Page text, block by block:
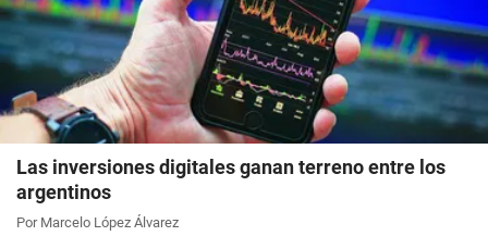
Las inversiones digitales ganan terreno entre los
argentinos
Por Marcelo López Álvarez